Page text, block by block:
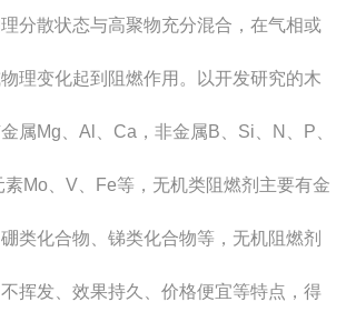
分散状态与高聚物充分混合，在气相或
理变化起到阻燃作用。以开发研究的木
属Mg、Al、Ca，非金属B、Si、N、P、
Mo、V、Fe等，无机类阻燃剂主要有金
类化合物、锑类化合物等，无机阻燃剂
挥发、效果持久、价格便宜等特点，得